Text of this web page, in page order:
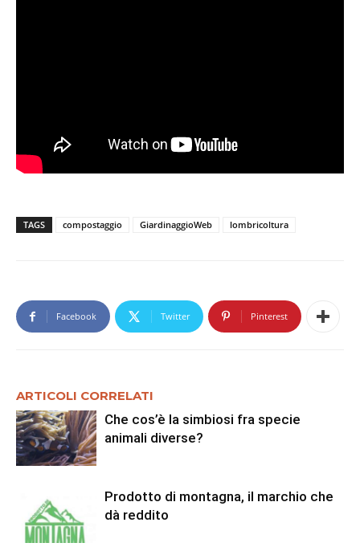
TAGS compostaggio GiardinaggioWeb lombricoltura
Facebook Twitter Pinterest
ARTICOLI CORRELATI
Che cos’è la simbiosi fra specie
animali diverse?
Prodotto di montagna, il marchio che
dà reddito